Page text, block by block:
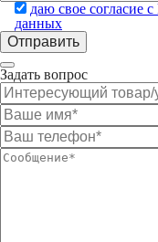
даю свое согласие
данных
Задать вопрос